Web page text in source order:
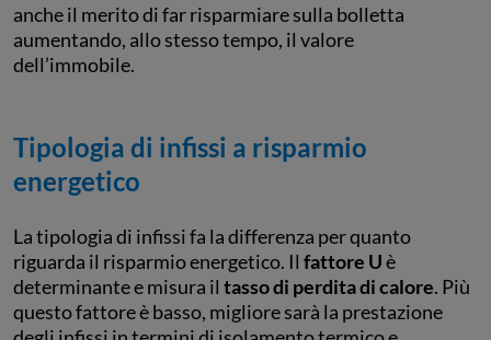
anche il merito di far risparmiare sulla bolletta
aumentando, allo stesso tempo, il valore
dell’immobile.
Tipologia di infissi a risparmio
energetico
La tipologia di infissi fa la differenza per quanto
riguarda il risparmio energetico. Il fattore Uè
determinante e misura il tasso di perdita di calore. Più
questo fattore è basso, migliore sarà la prestazione